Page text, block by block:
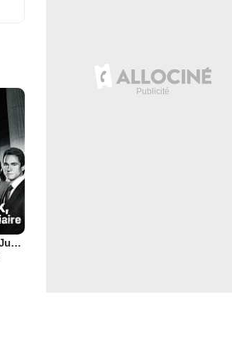
New York Police Judiciaire